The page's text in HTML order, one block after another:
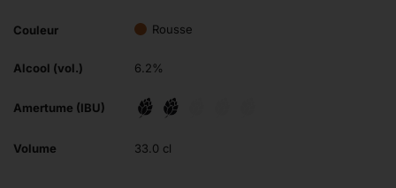
Couleur Rousse
Alcool (vol.) 6.2%
Amertume (IBU)
Volume 33.0 cl